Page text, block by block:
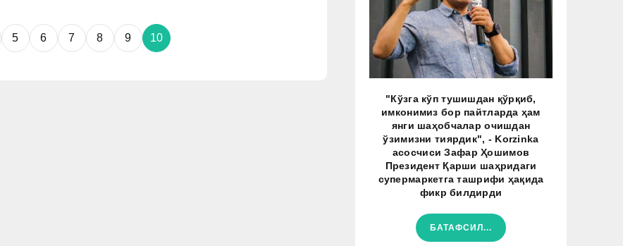
5 6 7 8 9 10
"Кўзга кўп тушишдан қўрқиб,
имконимиз бор пайтларда ҳам
янги шаҳобчалар очишдан
ўзимизни тиярдик", - Korzinka
асосчиси Зафар Ҳошимов
Президент Қарши шаҳридаги
супермаркетга ташрифи ҳақида
фикр билдирди
БАТАФСИЛ...